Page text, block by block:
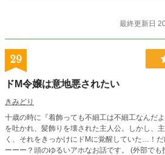
最終更新日
29
ドM令嬢は意地悪されたい
きみどり
十歳の時に『着飾っても不細工は不細工なんだ
を吐かれ、髪飾りを壊された主人公。しかし、
く、それをきっかけにドMに覚醒していた…！
ーーー？頭のゆるいアホなお話です。 (外部で